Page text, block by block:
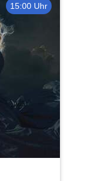
15:00 Uhr